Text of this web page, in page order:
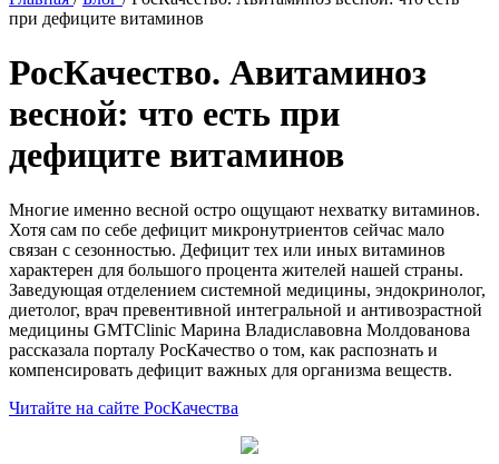
при дефиците витаминов
РосКачество. Авитаминоз
весной: что есть при
дефиците витаминов
Многие именно весной остро ощущают нехватку витаминов.
Хотя сам по себе дефицит микронутриентов сейчас мало
связан с сезонностью. Дефицит тех или иных витаминов
характерен для большого процента жителей нашей страны.
Заведующая отделением системной медицины, эндокринолог,
диетолог, врач превентивной интегральной и антивозрастной
медицины GMTClinic Марина Владиславовна Молдованова
рассказала порталу РосКачество о том, как распознать и
компенсировать дефицит важных для организма веществ.
Читайте на сайте РосКачества